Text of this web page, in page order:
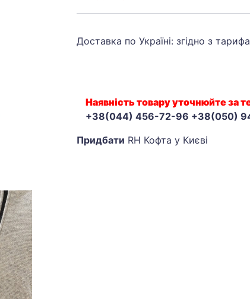
Доставка по Україні: згідно з
Наявність товару уточнюйте за
+38(044) 456-72-96 +38(050)
Придбати RH Кофта у Києві